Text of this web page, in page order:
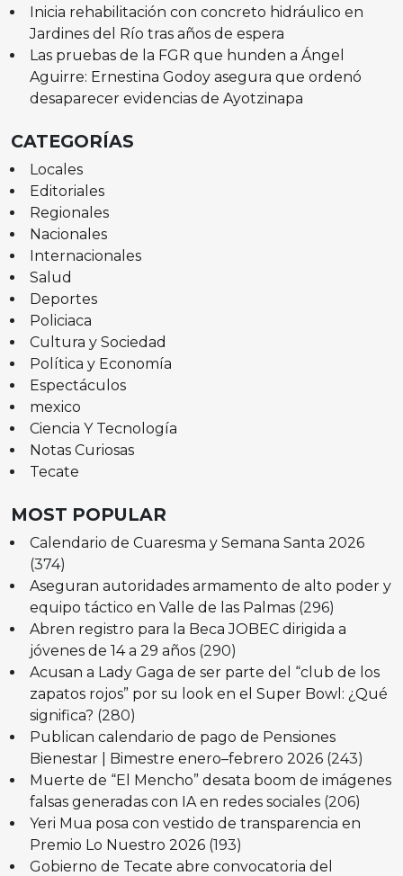
Inicia rehabilitación con concreto hidráulico en
Jardines del Río tras años de espera
Las pruebas de la FGR que hunden a Ángel
Aguirre: Ernestina Godoy asegura que ordenó
desaparecer evidencias de Ayotzinapa
CATEGORÍAS
Locales
Editoriales
Regionales
Nacionales
Internacionales
Salud
Deportes
Policiaca
Cultura y Sociedad
Política y Economía
Espectáculos
mexico
Ciencia Y Tecnología
Notas Curiosas
Tecate
MOST POPULAR
Calendario de Cuaresma y Semana Santa 2026
(374)
Aseguran autoridades armamento de alto poder y
equipo táctico en Valle de las Palmas (296)
Abren registro para la Beca JOBEC dirigida a
jóvenes de 14 a 29 años (290)
Acusan a Lady Gaga de ser parte del “club de los
zapatos rojos” por su look en el Super Bowl: ¿Qué
significa? (280)
Publican calendario de pago de Pensiones
Bienestar | Bimestre enero–febrero 2026 (243)
Muerte de “El Mencho” desata boom de imágenes
falsas generadas con IA en redes sociales (206)
Yeri Mua posa con vestido de transparencia en
Premio Lo Nuestro 2026 (193)
Gobierno de Tecate abre convocatoria del